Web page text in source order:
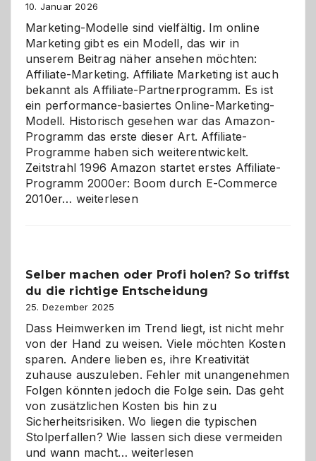
10. Januar 2026
Marketing-Modelle sind vielfältig. Im online
Marketing gibt es ein Modell, das wir in
unserem Beitrag näher ansehen möchten:
Affiliate-Marketing. Affiliate Marketing ist auch
bekannt als Affiliate-Partnerprogramm. Es ist
ein performance-basiertes Online-Marketing-
Modell. Historisch gesehen war das Amazon-
Programm das erste dieser Art. Affiliate-
Programme haben sich weiterentwickelt.
Zeitstrahl 1996 Amazon startet erstes Affiliate-
Programm 2000er: Boom durch E-Commerce
2010er… Affiliate-
Herausforderungen
und
Zukunft
weiterlesen
Selber machen oder Profi holen? So triffst
du die richtige Entscheidung
25. Dezember 2025
Dass Heimwerken im Trend liegt, ist nicht mehr
von der Hand zu weisen. Viele möchten Kosten
sparen. Andere lieben es, ihre Kreativität
zuhause auszuleben. Fehler mit unangenehmen
Folgen könnten jedoch die Folge sein. Das geht
von zusätzlichen Kosten bis hin zu
Sicherheitsrisiken. Wo liegen die typischen
Stolperfallen? Wie lassen sich diese vermeiden
und wann macht…Selber
weiterlesen